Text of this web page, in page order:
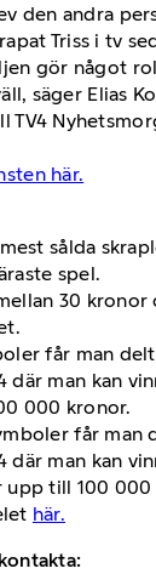
den andra
Triss i tv
gör något
säger Elias
TV4
här.
sålda
spel.
30
får man
där man kan
000 kronor.
får man
där man kan
upp till 100 000
här.